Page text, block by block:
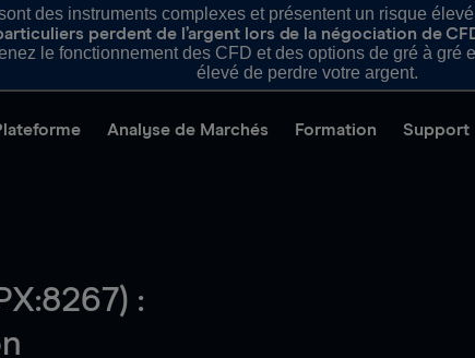
des instruments complexes et présentent un risque
perdent de l’argent lors de la négociation de
le fonctionnement des CFD et des options de gré à gré
élevé de perdre votre argent.
Analyse de Marchés Formation Support
: